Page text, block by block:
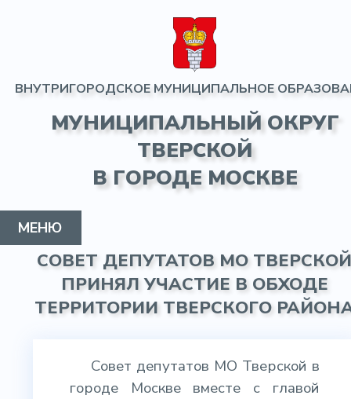
ВНУТРИГОРОДСКОЕ МУНИЦИПАЛЬНОЕ
МУНИЦИПАЛЬНЫЙ ОКРУГ
ТВЕРСКОЙ
В ГОРОДЕ МОСКВЕ
МУНИЦИПАЛЬНЫЙ ОКРУГ
ГЛАВА МО
СОВЕТ ДЕПУТАТОВ
АДМИНИСТРАЦИЯ
ИНФОРМАЦИЯ
ПРОТИВОДЕЙСТВИЕ КОРРУПЦИИ
КОНТАКТЫ
ГАЗЕТА
МЕНЮ
СОВЕТ ДЕПУТАТОВ МО
ПРИНЯЛ УЧАСТИЕ В ОБХОДЕ
ТЕРРИТОРИИ ТВЕРСКОГО
Совет депутатов МО Тверской в
городе Москве вместе с главой